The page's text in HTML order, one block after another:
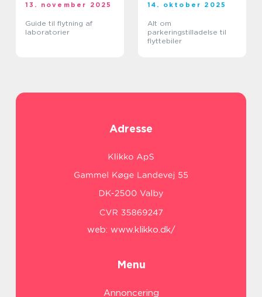
13. november 2025
Guide til flytning af
laboratorier
14. oktober 2025
Alt om
parkeringstilladelse til
flyttebiler
Adresse
web: www.klikko.dk/
Menu
Annoncering